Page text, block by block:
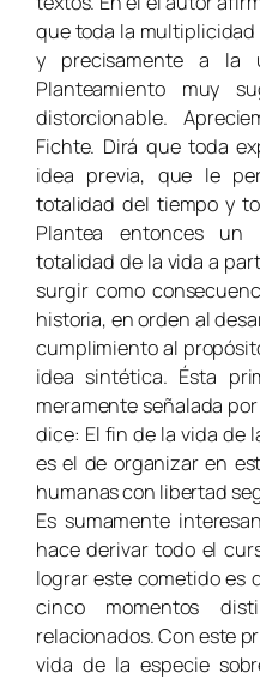
que toda la
y precisamente a la
Planteamiento muy
distorcionable.
Fichte. Dirá que toda
idea previa, que le
totalidad del tiempo y
Plantea entonces
totalidad de la vida a
surgir como
historia, en orden al
cumplimiento al
idea sintética. Ésta
meramente señalada
dice: El fin de la vida de
es el de organizar en
humanas con libertad
Es sumamente
hace derivar todo el
lograr este cometido es
cinco momentos
relacionados. Con este
vida de la especie